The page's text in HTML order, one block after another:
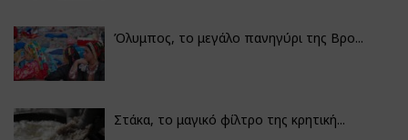
Όλυμπος, το μεγάλο πανηγύρι της Βρο...
Στάκα, το μαγικό φίλτρο της κρητική...